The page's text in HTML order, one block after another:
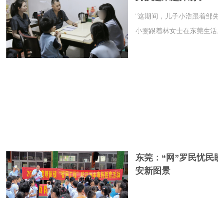
"这期间，儿子小浩跟着邹
小雯跟着林女士在东莞生
东莞：“网”罗民忧民
安新图景